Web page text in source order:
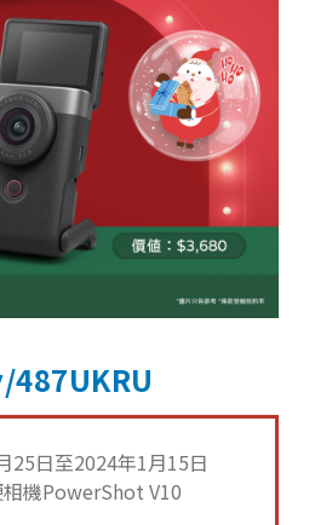
25日至2024年1月15日
機PowerShot V10